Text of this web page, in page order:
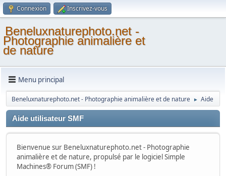
Connexion Inscrivez-vous
Beneluxnaturephoto.net -
Photographie animalière et
de nature
Menu principal
Beneluxnaturephoto.net - Photographie animalière et de nature ► Aide
Aide utilisateur SMF
Bienvenue sur Beneluxnaturephoto.net - Photographie
animalière et de nature, propulsé par le logiciel Simple
Machines® Forum (SMF) !